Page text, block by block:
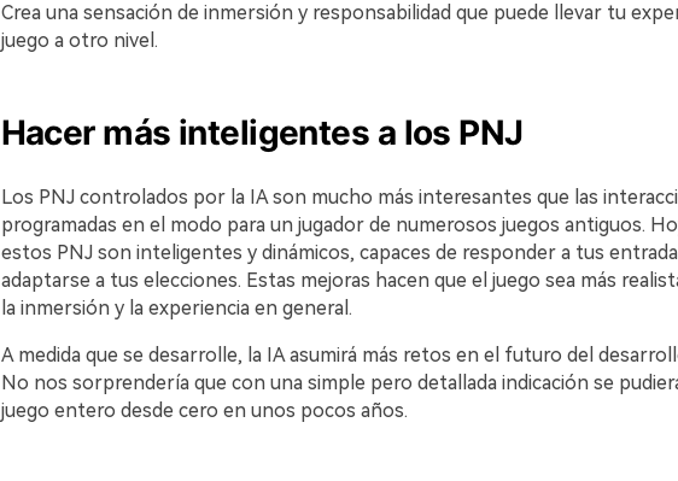
Crea una sensación de inmersión y responsabilidad que puede llevar tu
juego a otro nivel.
Hacer más inteligentes a los PNJ
Los PNJ controlados por la IA son mucho más interesantes que las
programadas en el modo para un jugador de numerosos juegos antiguos.
estos PNJ son inteligentes y dinámicos, capaces de responder a tus
adaptarse a tus elecciones. Estas mejoras hacen que el juego sea más
la inmersión y la experiencia en general.
A medida que se desarrolle, la IA asumirá más retos en el futuro del
No nos sorprendería que con una simple pero detallada indicación se
juego entero desde cero en unos pocos años.